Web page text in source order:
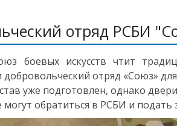
отряд РСБИ
боевых искусств чтит
отряд «Союз»
уже подготовлен, однако
обратиться в РСБИ и подать